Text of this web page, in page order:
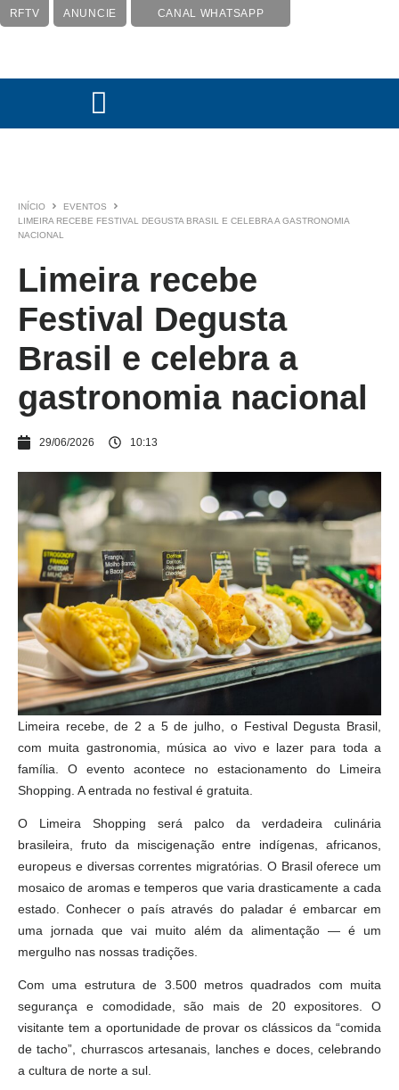
RFTV ANUNCIE CANAL WHATSAPP
INÍCIO
EVENTOS
LIMEIRA RECEBE FESTIVAL DEGUSTA BRASIL E CELEBRA A GASTRONOMIA
NACIONAL
Limeira recebe
Festival Degusta
Brasil e celebra a
gastronomia nacional
29/06/2026 10:13
Limeira recebe, de 2 a 5 de julho, o Festival Degusta Brasil,
com muita gastronomia, música ao vivo e lazer para toda a
família. O evento acontece no estacionamento do Limeira
Shopping. A entrada no festival é gratuita.
O Limeira Shopping será palco da verdadeira culinária
brasileira, fruto da miscigenação entre indígenas, africanos,
europeus e diversas correntes migratórias. O Brasil oferece um
mosaico de aromas e temperos que varia drasticamente a cada
estado. Conhecer o país através do paladar é embarcar em
uma jornada que vai muito além da alimentação — é um
mergulho nas nossas tradições.
Com uma estrutura de 3.500 metros quadrados com muita
segurança e comodidade, são mais de 20 expositores. O
visitante tem a oportunidade de provar os clássicos da “comida
de tacho”, churrascos artesanais, lanches e doces, celebrando
a cultura de norte a sul.